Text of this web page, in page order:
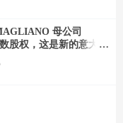
母公司
股权，这是新的意大利